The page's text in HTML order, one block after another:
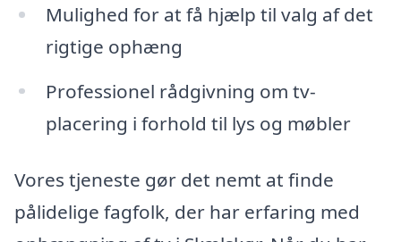
Mulighed for at få hjælp til valg af det
rigtige ophæng
Professionel rådgivning om tv-
placering i forhold til lys og møbler
Vores tjeneste gør det nemt at finde
pålidelige fagfolk, der har erfaring med